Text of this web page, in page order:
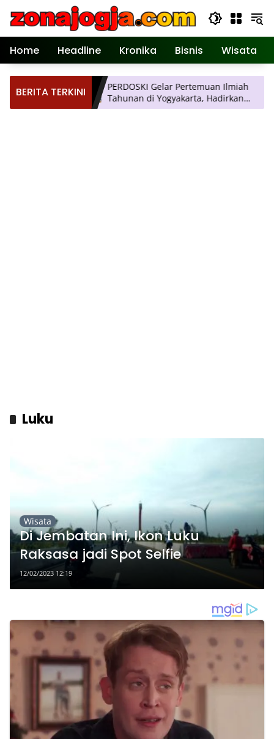
Home Headline Kronika Bisnis Wisata
BERITA TERKINIPERDOSKI Gelar Pertemuan Ilmiah
Tahunan di Yogyakarta, Hadirkan
Inovasi Dermatologi Terkini
Luku
Wisata
Di Jembatan Ini, Ikon Luku
Raksasa jadi Spot Selfie
12/02/2023 12:19